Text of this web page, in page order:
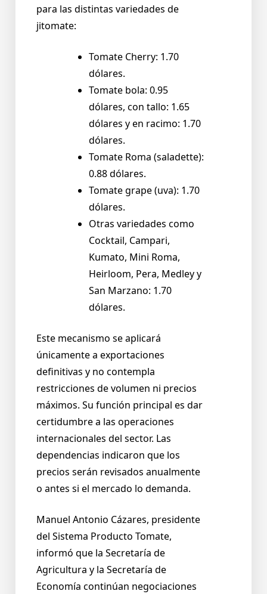
para las distintas variedades de
jitomate:
Tomate Cherry: 1.70
dólares.
Tomate bola: 0.95
dólares, con tallo: 1.65
dólares y en racimo: 1.70
dólares.
Tomate Roma (saladette):
0.88 dólares.
Tomate grape (uva): 1.70
dólares.
Otras variedades como
Cocktail, Campari,
Kumato, Mini Roma,
Heirloom, Pera, Medley y
San Marzano: 1.70
dólares.
Este mecanismo se aplicará
únicamente a exportaciones
definitivas y no contempla
restricciones de volumen ni precios
máximos. Su función principal es dar
certidumbre a las operaciones
internacionales del sector. Las
dependencias indicaron que los
precios serán revisados anualmente
o antes si el mercado lo demanda.
Manuel Antonio Cázares, presidente
del Sistema Producto Tomate,
informó que la Secretaría de
Agricultura y la Secretaría de
Economía continúan negociaciones